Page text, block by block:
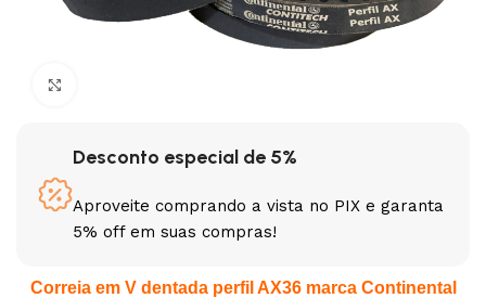
Desconto especial de 5%
Aproveite comprando a vista no PIX e garanta
5% off em suas compras!
Correia em V dentada perfil AX36 marca Continental